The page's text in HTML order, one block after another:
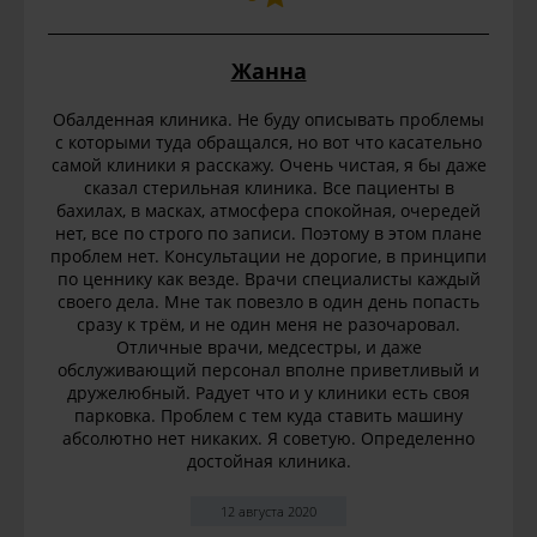
Жанна
Обалденная клиника. Не буду описывать проблемы
с которыми туда обращался, но вот что касательно
самой клиники я расскажу. Очень чистая, я бы даже
сказал стерильная клиника. Все пациенты в
бахилах, в масках, атмосфера спокойная, очередей
нет, все по строго по записи. Поэтому в этом плане
проблем нет. Консультации не дорогие, в принципи
по ценнику как везде. Врачи специалисты каждый
своего дела. Мне так повезло в один день попасть
сразу к трём, и не один меня не разочаровал.
Отличные врачи, медсестры, и даже
обслуживающий персонал вполне приветливый и
дружелюбный. Радует что и у клиники есть своя
парковка. Проблем с тем куда ставить машину
абсолютно нет никаких. Я советую. Определенно
достойная клиника.
12 августа 2020